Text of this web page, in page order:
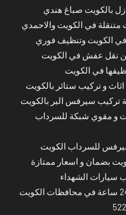
بالكويت صباغ هندي
في الكويت والاحمدي
الكويت وتنظيف فوري
نقل عفش في الكويت
في الكويت
و تركيب ستائر بالكويت
تركيب سيرفس البر بالكويت
و مقوي شبكة للسرداب
للسرداب الكويت
بضمان و اسعار ممتازة
سيارات الشهداء